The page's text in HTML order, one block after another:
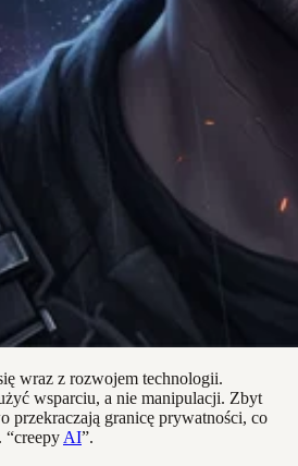
wraz z rozwojem technologii.
wsparciu, a nie manipulacji. Zbyt
przekraczają granicę prywatności, co
“creepy AI”.